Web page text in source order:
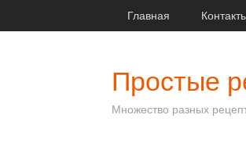
Главная
Простые
Множество разных